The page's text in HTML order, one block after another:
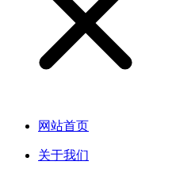
网站首页
关于我们